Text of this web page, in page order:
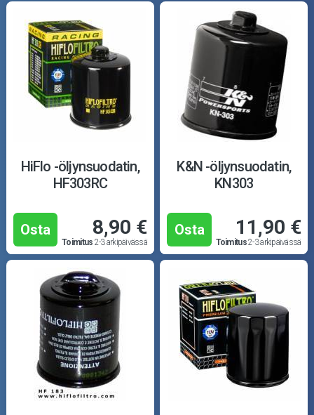
HiFlo -öljynsuodatin,
HF303RC
Osta 8,90 €
Toimitus 2-3 arkipäivässä
K&N -öljynsuodatin,
KN303
Osta 11,90 €
Toimitus2-3 arkipäivässä